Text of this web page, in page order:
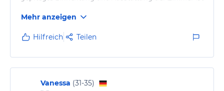
worden. Eine KJleinigkeit ist mir aufgefallen: Im Bad
es gibt keine Kleenex-Tücher, ist das gewollt? Und
die Duschkabinentür (N° 1102)muß unbedingt
repariert werden, ich sagte bereits Bescheid.
Ansonsten waren wir rund herum zufrieden und
hatten einen sehr angenehmen…
Mehr anzeigen
Hilfreich Teilen
Vanessa (31-35)